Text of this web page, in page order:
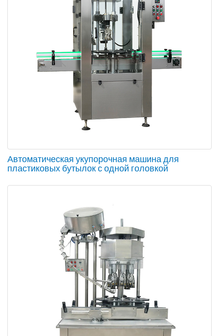
Автоматическая укупорочная машина для
пластиковых бутылок с одной головкой